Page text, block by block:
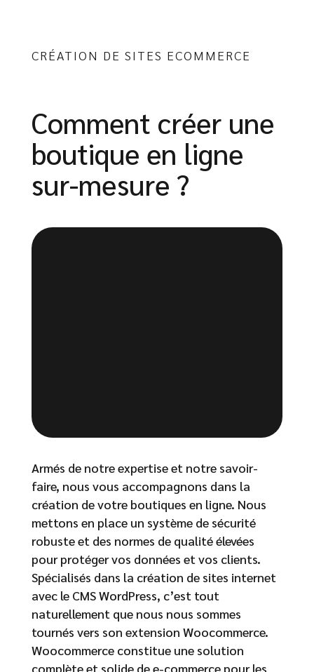
CRÉATION DE SITES ECOMMERCE
Comment créer une
boutique en ligne
sur-mesure ?
Armés de notre expertise et notre savoir-
faire, nous vous accompagnons dans la
création de votre boutiques en ligne. Nous
mettons en place un système de sécurité
robuste et des normes de qualité élevées
pour protéger vos données et vos clients.
Spécialisés dans la création de sites internet
avec le CMS WordPress, c’est tout
naturellement que nous nous sommes
tournés vers son extension Woocommerce.
Woocommerce constitue une solution
complète et solide de e-commerce pour les